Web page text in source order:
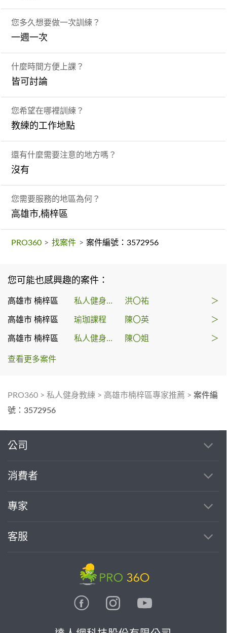
您多久想要做一次訓練？
一週一次
什麼時間方便上課？
皆可討論
您希望在哪裡訓練？
教練的工作地點
還有什麼需要注意的地方嗎？
沒有
您需要服務的地區為何？
高雄市,楠梓區
PRO360 > 找案件 > 案件編號：3572956
您可能也感興趣的案件：
高雄市 楠梓區 私人健身教練 洪〇祐 ＞
高雄市 楠梓區 瑜珈課程 陳〇英 ＞
高雄市 楠梓區 私人健身教練 陳〇姐 ＞
查看更多案件
PRO360 > 私人健身教練 > 高雄市楠梓區專家推薦 > 案件編
號：3572956
公司
消費者
專家
客服